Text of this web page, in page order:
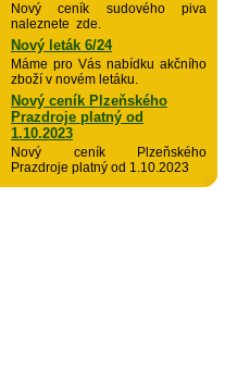
Nový ceník sudového piva
naleznete zde.
Nový leták 6/24
Máme pro Vás nabídku akčního
zboží v novém letáku.
Nový ceník Plzeňského
Prazdroje platný od
1.10.2023
Nový ceník Plzeňského
Prazdroje platný od 1.10.2023